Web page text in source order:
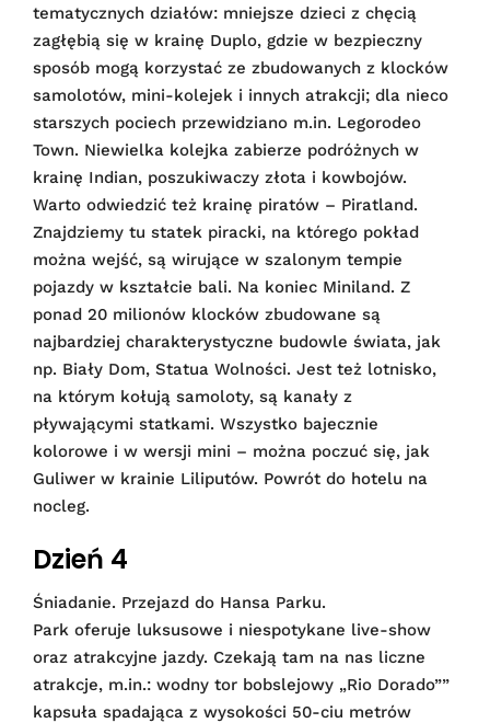
tematycznych działów: mniejsze dzieci z chęcią
zagłębią się w krainę Duplo, gdzie w bezpieczny
sposób mogą korzystać ze zbudowanych z klocków
samolotów, mini-kolejek i innych atrakcji; dla nieco
starszych pociech przewidziano m.in. Legorodeo
Town. Niewielka kolejka zabierze podróżnych w
krainę Indian, poszukiwaczy złota i kowbojów.
Warto odwiedzić też krainę piratów – Piratland.
Znajdziemy tu statek piracki, na którego pokład
można wejść, są wirujące w szalonym tempie
pojazdy w kształcie bali. Na koniec Miniland. Z
ponad 20 milionów klocków zbudowane są
najbardziej charakterystyczne budowle świata, jak
np. Biały Dom, Statua Wolności. Jest też lotnisko,
na którym kołują samoloty, są kanały z
pływającymi statkami. Wszystko bajecznie
kolorowe i w wersji mini – można poczuć się, jak
Guliwer w krainie Liliputów. Powrót do hotelu na
nocleg.
Dzień 4
Śniadanie. Przejazd do Hansa Parku.
Park oferuje luksusowe i niespotykane live-show
oraz atrakcyjne jazdy. Czekają tam na nas liczne
atrakcje, m.in.: wodny tor bobslejowy „Rio Dorado””
kapsuła spadająca z wysokości 50-ciu metrów